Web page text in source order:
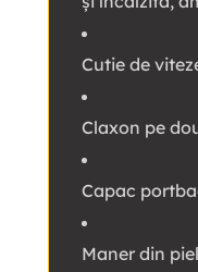
Cutie de
Claxon pe
Capac
Maner din